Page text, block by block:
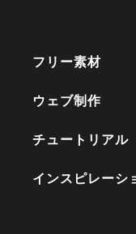
フリー素材
ウェブ制作
チュートリアル
インスピレーシ